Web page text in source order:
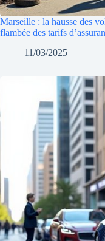
Marseille : la hausse des
flambée des tarifs
11/03/2025